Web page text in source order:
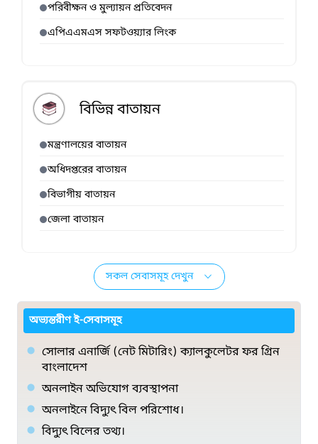
পরিবীক্ষন ও মুল্যায়ন প্রতিবেদন
এপিএএমএস সফটওয়্যার লিংক
বিভিন্ন বাতায়ন
মন্ত্রণালয়ের বাতায়ন
অধিদপ্তরের বাতায়ন
বিভাগীয় বাতায়ন
জেলা বাতায়ন
সকল সেবাসমূহ দেখুন
অভ্যন্তরীণ ই-সেবাসমূহ
সোলার এনার্জি (নেট মিটারিং) ক্যালকুলেটর ফর গ্রিন
বাংলাদেশ
অনলাইন অভিযোগ ব্যবস্থাপনা
অনলাইনে বিদ্যুৎ বিল পরিশোধ।
বিদ্যুৎ বিলের তথ্য।